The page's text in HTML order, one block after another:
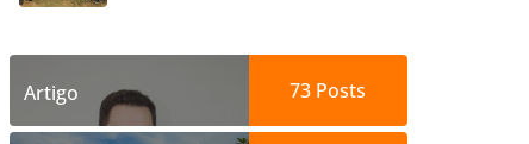
Artigo 73 Posts